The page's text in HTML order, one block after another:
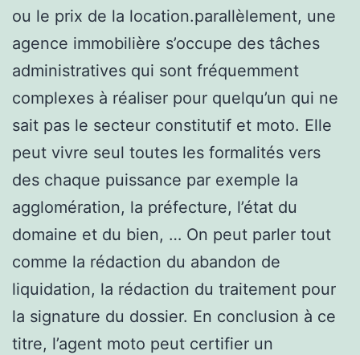
ou le prix de la location.parallèlement, une
agence immobilière s’occupe des tâches
administratives qui sont fréquemment
complexes à réaliser pour quelqu’un qui ne
sait pas le secteur constitutif et moto. Elle
peut vivre seul toutes les formalités vers
des chaque puissance par exemple la
agglomération, la préfecture, l’état du
domaine et du bien, … On peut parler tout
comme la rédaction du abandon de
liquidation, la rédaction du traitement pour
la signature du dossier. En conclusion à ce
titre, l’agent moto peut certifier un